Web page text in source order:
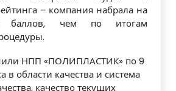
– компания набрала на
баллов, чем по итогам
НПП «ПОЛИПЛАСТИК» по 9
в области качества и система
качество текущих